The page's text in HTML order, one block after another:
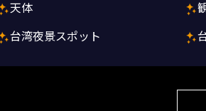
天体
台湾夜景スポット